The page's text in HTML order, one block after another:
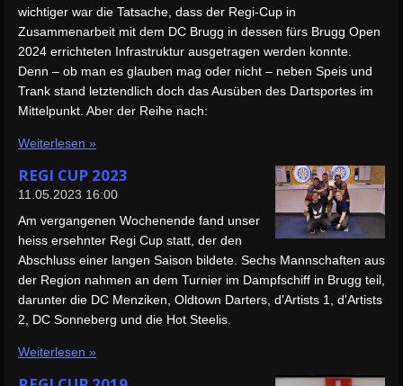
wichtiger war die Tatsache, dass der Regi-Cup in
Zusammenarbeit mit dem DC Brugg in dessen fürs Brugg Open
2024 errichteten Infrastruktur ausgetragen werden konnte.
Denn – ob man es glauben mag oder nicht – neben Speis und
Trank stand letztendlich doch das Ausüben des Dartsportes im
Mittelpunkt. Aber der Reihe nach:
Weiterlesen »
REGI CUP 2023
11.05.2023 16:00
Am vergangenen Wochenende fand unser
heiss ersehnter Regi Cup statt, der den
Abschluss einer langen Saison bildete. Sechs Mannschaften aus
der Region nahmen an dem Turnier im Dampfschiff in Brugg teil,
darunter die DC Menziken, Oldtown Darters, d'Artists 1, d'Artists
2, DC Sonneberg und die Hot Steelis.
Weiterlesen »